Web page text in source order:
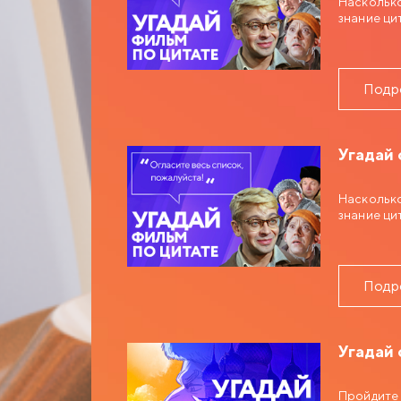
знание
Угадай
знание
Угадай